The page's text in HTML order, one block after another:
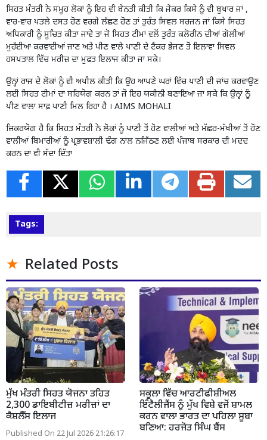
ਸਿਹਤ ਮੰਤਰੀ ਨੇ ਸਮੂਹ ਲੋਕਾਂ ਨੂੰ ਇਹ ਵੀ ਬੇਨਤੀ ਕੀਤੀ ਕਿ ਜੇਕਰ ਕਿਸੇ ਨੂੰ ਵੀ ਬੁਖਾਰ ਜਾਂ ,
ਵਾਰ-ਵਾਰ ਪਤਲੇ ਦਸਤ ਹੋਣ ਵਰਗੇ ਲੱਛਣ ਹੋਣ ਤਾਂ ਤੁਰੰਤ ਸਿਵਲ ਸਰਜਨ ਜਾਂ ਕਿਸੇ ਸਿਹਤ
ਅਧਿਕਾਰੀ ਨੂੰ ਸੂਚਿਤ ਕੀਤਾ ਜਾਵੇ ਤਾਂ ਜੋ ਸਿਹਤ ਟੀਮਾਂ ਵਲੋਂ ਤੁਰੰਤ ਕਲੋਰੀਨ ਦੀਆਂ ਗੋਲੀਆਂ
ਮੁਹੱਈਆ ਕਰਵਾਈਆਂ ਜਾਣ ਅਤੇ ਪੀਣ ਵਾਲੇ ਪਾਣੀ ਦੇ ਟੈਂਕਰ ਭੇਜਣ ਤੋਂ ਇਲਾਵਾ ਸਿਵਲ
ਹਸਪਤਾਲ ਵਿੱਚ ਮਰੀਜ਼ ਦਾ ਮੁਫਤ ਇਲਾਜ ਕੀਤਾ ਜਾ ਸਕੇ।
ਉਨ੍ਹਾਂ ਰਾਜ ਦੇ ਲੋਕਾਂ ਨੂੰ ਵੀ ਅਪੀਲ ਕੀਤੀ ਕਿ ਉਹ ਆਪਣੇ ਘਰਾਂ ਵਿੱਚ ਪਾਣੀ ਦੀ ਜਾਂਚ ਕਰਵਾਉਣ
ਲਈ ਸਿਹਤ ਟੀਮਾਂ ਦਾ ਸਹਿਯੋਗ ਕਰਨ ਤਾਂ ਜੋ ਇਹ ਯਕੀਨੀ ਬਣਾਇਆ ਜਾ ਸਕੇ ਕਿ ਉਨ੍ਹਾਂ ਨੂੰ
ਪੀਣ ਵਾਲਾ ਸਾਫ਼ ਪਾਣੀ ਮਿਲ ਰਿਹਾ ਹੈ । AIMS MOHALI
ਜ਼ਿਕਰਯੋਗ ਹੈ ਕਿ ਸਿਹਤ ਮੰਤਰੀ ਨੇ ਲੋਕਾਂ ਨੂੰ ਪਾਣੀ ਤੋਂ ਹੋਣ ਵਾਲੀਆਂ ਅਤੇ ਮੱਛਰ-ਮੱਖੀਆਂ ਤੋਂ ਹੋਣ
ਵਾਲੀਆਂ ਬਿਮਾਰੀਆਂ ਨੂੰ ਪ੍ਰਭਾਵਸ਼ਾਲੀ ਢੰਗ ਨਾਲ ਨਜਿੱਠਣ ਲਈ ਪੰਜਾਬ ਸਰਕਾਰ ਦੀ ਮਦਦ
ਕਰਨ ਦਾ ਵੀ ਸੱਦਾ ਦਿੱਤਾ
Tags:
Related Posts
ਮੁੱਖ ਮੰਤਰੀ ਸਿਹਤ ਯੋਜਨਾ ਤਹਿਤ
2,300 ਡਾਇਬੀਟੀਜ਼ ਮਰੀਜ਼ਾਂ ਦਾ
ਕੈਸ਼ਲੈੱਸ ਇਲਾਜ
Published On 22 Jul 2026 21:26:17
ਸਕੂਲਾ ਵਿੱਚ ਆਰਟੀਫੀਸ਼ੀਅਲ
ਇੰਟੈਲੀਜੈਂਸ ਨੂੰ ਮੁੱਖ ਵਿਸ਼ੇ ਵਜੋਂ ਸ਼ਾਮਲ
ਕਰਨ ਵਾਲਾ ਭਾਰਤ ਦਾ ਪਹਿਲਾ ਸੂਬਾ
ਬਣਿਆ: ਹਰਜੋਤ ਸਿੰਘ ਬੈਂਸ